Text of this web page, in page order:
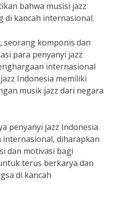
bahwa musisi jazz
di kancah internasional.
seorang komponis dan
para penyanyi jazz
internasional
Indonesia memiliki
musik jazz dari negara
penyanyi jazz Indonesia
diharapkan
dan motivasi bagi
terus berkarya dan
di kancah